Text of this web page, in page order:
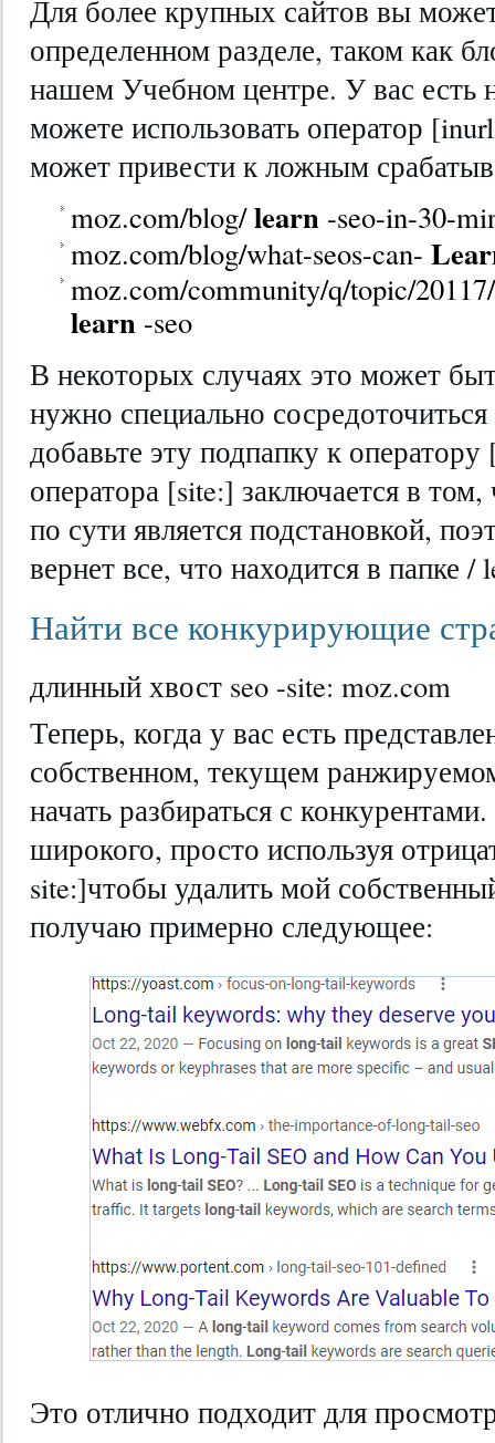
Для более крупных сайтов вы
определенном разделе, таком как
нашем Учебном центре. У вас есть
можете использовать оператор
может привести к ложным
moz.com/blog/learn -seo-in-30-
moz.com/blog/what-seos-can-
moz.com/community/q/topic/
learn -seo
В некоторых случаях это может
нужно специально
добавьте эту подпапку к
оператора [site:] заключается в
по сути является подстановкой,
вернет все, что находится в папке /
Найти все конкурирующие
длинный хвост seo -site: moz.com
Теперь, когда у вас есть
собственном, текущем
начать разбираться с
широкого, просто используя
site:]чтобы удалить мой
получаю примерно следующее:
Это отлично подходит для